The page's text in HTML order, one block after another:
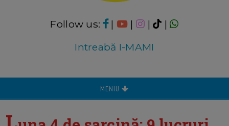
Follow us: | | |
|
Intreabă I-MAMI
MENIU